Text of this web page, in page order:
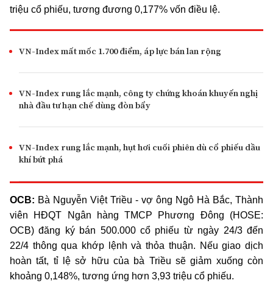
triệu cổ phiếu, tương đương 0,177% vốn điều lệ.
VN-Index mất mốc 1.700 điểm, áp lực bán lan rộng
VN-Index rung lắc mạnh, công ty chứng khoán khuyến nghị
nhà đầu tư hạn chế dùng đòn bẩy
VN-Index rung lắc mạnh, hụt hơi cuối phiên dù cổ phiếu dầu
khí bứt phá
OCB: Bà Nguyễn Việt Triều - vợ ông Ngô Hà Bắc, Thành
viên HĐQT Ngân hàng TMCP Phương Đông (HOSE:
OCB) đăng ký bán 500.000 cổ phiếu từ ngày 24/3 đến
22/4 thông qua khớp lệnh và thỏa thuận. Nếu giao dịch
hoàn tất, tỉ lệ sở hữu của bà Triều sẽ giảm xuống còn
khoảng 0,148%, tương ứng hơn 3,93 triệu cổ phiếu.